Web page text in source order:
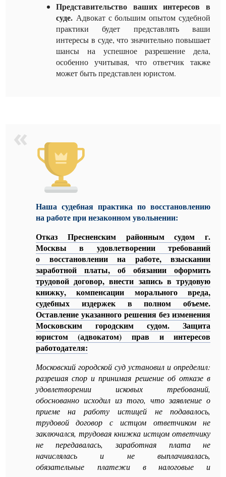
Представительство ваших интересов в
суде.Адвокат с большим опытом судебной
практики будет представлять ваши
интересы в суде, что значительно повышает
шансы на успешное разрешение дела,
особенно учитывая, что ответчик также
может быть представлен юристом.
Наша судебная практикапо восстановлению
на работе при незаконном увольнении:
Отказ Пресненским районным судом г.
Москвы в удовлетворении требований
о восстановлении на работе, взыскании
заработной платы, об обязании оформить
трудовой договор, внести запись в трудовую
книжку, компенсации морального вреда,
судебных издержек в полном объеме.
Оставление указанного решения без изменения
Московским городским судом. Защита
юристом (адвокатом) прав и интересов
работодателя:
Московский городской суд установил и определил:
разрешая спор и принимая решение об отказе в
удовлетворении исковых требований,
обоснованно исходил из того, что заявление о
приеме на работу истицей не подавалось,
трудовой договор с истцом ответчиком не
заключался, трудовая книжка истцом ответчику
не передавалась, заработная плата не
начислялась и не выплачивалась,
обязательные платежи в налоговые и